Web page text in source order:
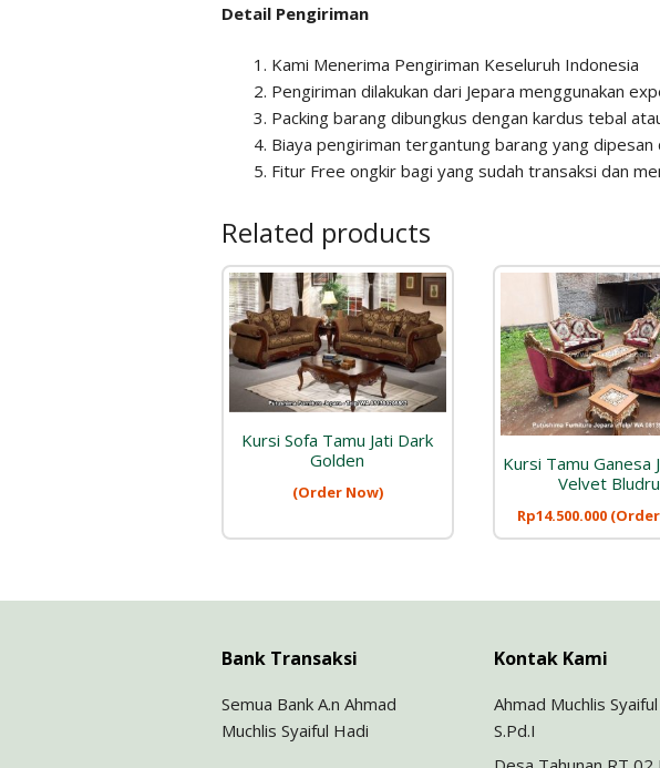
Detail Pengiriman
Kami Menerima Pengiriman Keseluruh Indonesia
Pengiriman dilakukan dari Jepara menggunakan
Packing barang dibungkus dengan kardus tebal
Biaya pengiriman tergantung barang yang dipesan
Fitur Free ongkir bagi yang sudah transaksi dan
Related products
Kursi Sofa Tamu Jati Dark
Golden
(Order Now)
Kursi Tamu Ganesa
Velvet Bludru
Rp14.500.000(Order
Bank Transaksi
Semua Bank A.n Ahmad
Muchlis Syaiful Hadi
Kontak Kami
Ahmad Muchlis
S.Pd.I